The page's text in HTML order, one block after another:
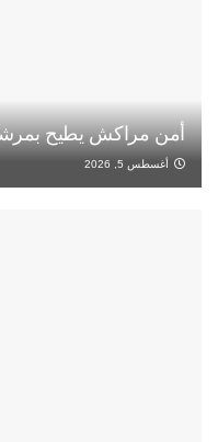
أمن مراكش يطيح
أغسطس 5, 2026